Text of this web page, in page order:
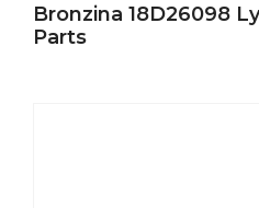
Bronzina 18D26098
Parts